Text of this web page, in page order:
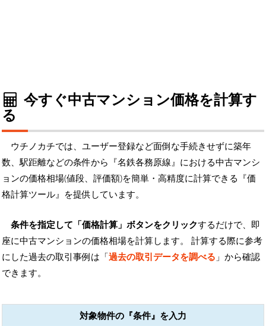
今すぐ中古マンション価格を計算す
る
ウチノカチでは、ユーザー登録など面倒な手続きせずに築年
数、駅距離などの条件から『名鉄各務原線』における中古マンシ
ョンの価格相場(値段、評価額)を簡単・高精度に計算できる『価
格計算ツール』を提供しています。
条件を指定して「価格計算」ボタンをクリックするだけで、即
座に中古マンションの価格相場を計算します。 計算する際に参考
にした過去の取引事例は「過去の取引データを調べる 」から確認
できます。
対象物件の『条件』を入力